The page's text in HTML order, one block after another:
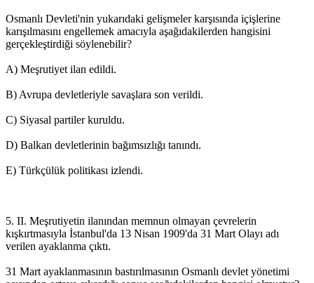
Osmanlı Devleti'nin yukarıdaki gelişmeler karşısında içişlerine
karışılmasını engellemek amacıyla aşağıdakilerden hangisini
gerçekleştirdiği söylenebilir?
A) Meşrutiyet ilan edildi.
B) Avrupa devletleriyle savaşlara son verildi.
C) Siyasal partiler kuruldu.
D) Balkan devletlerinin bağımsızlığı tanındı.
E) Türkçülük politikası izlendi.
5. II. Meşrutiyetin ilanından memnun olmayan çevrelerin
kışkırtmasıyla İstanbul'da 13 Nisan 1909'da 31 Mart Olayı adı
verilen ayaklanma çıktı.
31 Mart ayaklanmasının bastırılmasının Osmanlı devlet yönetimi